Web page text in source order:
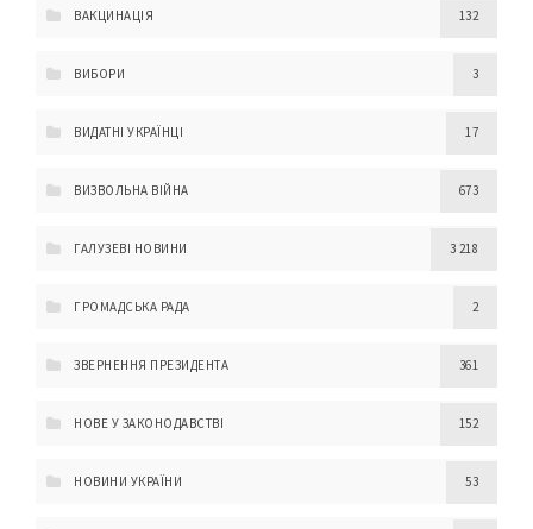
ВАКЦИНАЦІЯ 132
ВИБОРИ 3
ВИДАТНІ УКРАЇНЦІ 17
ВИЗВОЛЬНА ВІЙНА 673
ГАЛУЗЕВІ НОВИНИ 3 218
ГРОМАДСЬКА РАДА 2
ЗВЕРНЕННЯ ПРЕЗИДЕНТА 361
НОВЕ У ЗАКОНОДАВСТВІ 152
НОВИНИ УКРАЇНИ 53